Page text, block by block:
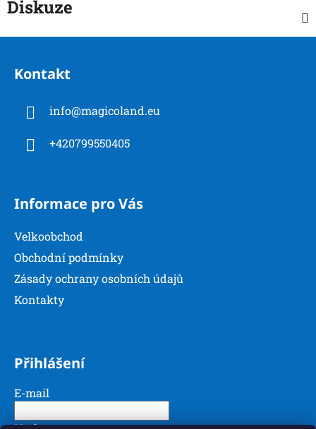
Diskuze
Z
Kontakt
info@magicoland.eu
+420799550405
Informace pro Vás
Velkoobchod
Obchodní podmínky
Zásady ochrany osobních údajů
Kontakty
Přihlášení
E-mail